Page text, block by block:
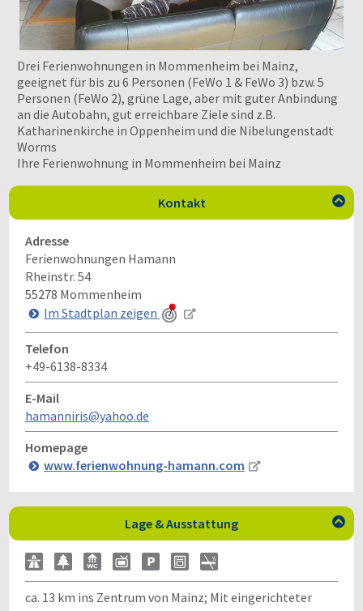
Drei Ferienwohnungen in Mommenheim bei Mainz,
geeignet für bis zu 6 Personen (FeWo 1 & FeWo 3) bzw. 5
Personen (FeWo 2), grüne Lage, aber mit guter Anbindung
an die Autobahn, gut erreichbare Ziele sind z.B.
Katharinenkirche in Oppenheim und die Nibelungenstadt
Worms
Ihre Ferienwohnung in Mommenheim bei Mainz
Kontakt 
Adresse
Ferienwohnungen Hamann
Rheinstr. 54
55278 Mommenheim
Im Stadtplan zeigen
Telefon
+49-6138-8334
E-Mail
hamanniris@yahoo.de
Homepage
www.ferienwohnung-hamann.com
Lage & Ausstattung 
ca. 13 km ins Zentrum von Mainz; Mit eingerichteter